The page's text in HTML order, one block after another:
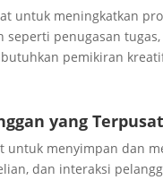
untuk meningkatkan
seperti penugasan
pemikiran
yang
untuk menyimpan dan
dan interaksi